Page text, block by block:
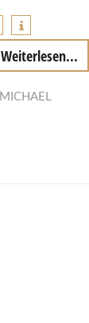
Weiterlesen...
MICHAEL